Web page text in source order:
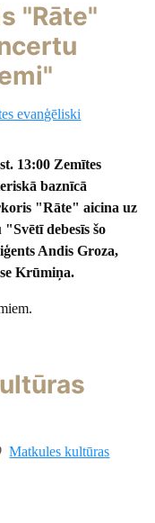
"Rāte"
evanģēliski
13:00 Zemītes
baznīcā
"Rāte" aicina uz
debesīs šo
Andis Groza,
Krūmiņa.
Matkules kultūras